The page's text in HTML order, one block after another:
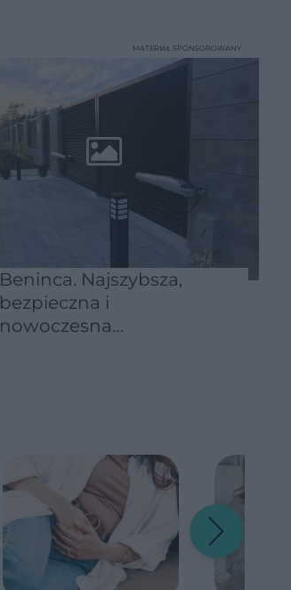
Beninca. Najszybsza,
bezpieczna i
nowoczesna
MATERIAŁ SPONSOROWANY